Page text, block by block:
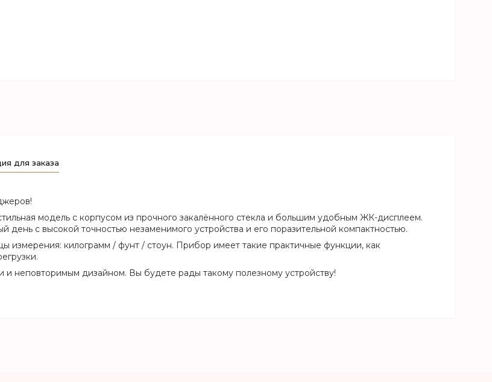
для заказа
модель с корпусом из прочного закалённого стекла и большим удобным ЖК-дисплеем.
день с высокой точностью незаменимого устройства и его поразительной компактностью.
измерения: килограмм / фунт / стоун. Прибор имеет такие практичные функции, как
неповторимым дизайном. Вы будете рады такому полезному устройству!